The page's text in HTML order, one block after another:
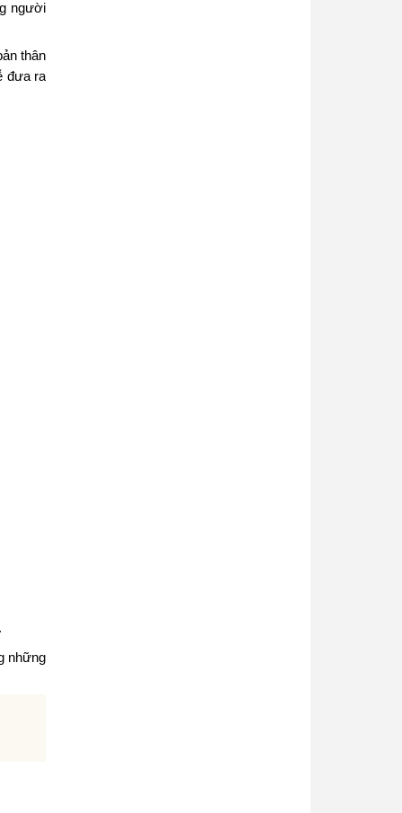
người
thân
đưa ra
những